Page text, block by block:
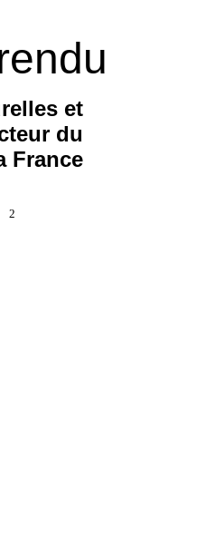
et
du
France
2